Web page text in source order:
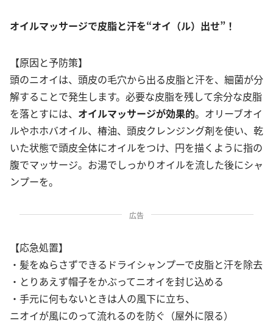
オイルマッサージで皮脂と汗を“オイ（ル）出せ”！
【原因と予防策】
頭のニオイは、頭皮の毛穴から出る皮脂と汗を、細菌が分
解することで発生します。必要な皮脂を残して余分な皮脂
を落とすには、 オイルマッサージが効果的。オリーブオイ
ルやホホバオイル、椿油、頭皮クレンジング剤を使い、乾
いた状態で頭皮全体にオイルをつけ、円を描くように指の
腹でマッサージ。お湯でしっかりオイルを流した後にシャ
ンプーを。
広告
【応急処置】
・髪をぬらさずできるドライシャンプーで皮脂と汗を除去
・とりあえず帽子をかぶってニオイを封じ込める
・手元に何もないときは人の風下に立ち、
ニオイが風にのって流れるのを防ぐ（屋外に限る）